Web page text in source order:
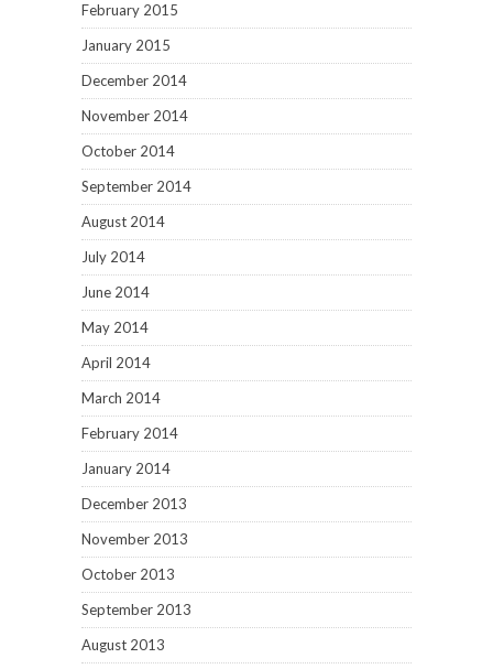
February 2015
January 2015
December 2014
November 2014
October 2014
September 2014
August 2014
July 2014
June 2014
May 2014
April 2014
March 2014
February 2014
January 2014
December 2013
November 2013
October 2013
September 2013
August 2013